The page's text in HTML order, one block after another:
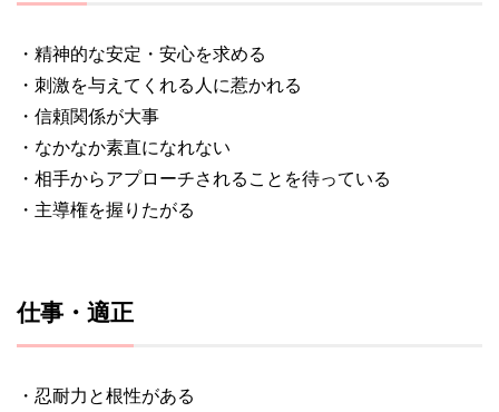
・精神的な安定・安心を求める
・刺激を与えてくれる人に惹かれる
・信頼関係が大事
・なかなか素直になれない
・相手からアプローチされることを待っている
・主導権を握りたがる
仕事・適正
・忍耐力と根性がある